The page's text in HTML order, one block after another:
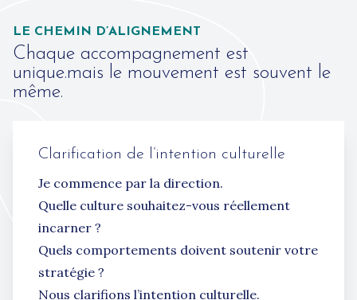
LE CHEMIN D’ALIGNEMENT
Chaque accompagnement est
unique.mais le mouvement est souvent le
même.
Clarification de l’intention culturelle
Je commence par la direction.
Quelle culture souhaitez-vous réellement
incarner ?
Quels comportements doivent soutenir votre
stratégie ?
Nous clarifions l’intention culturelle.